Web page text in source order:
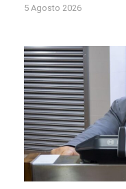
5 Agosto 2026